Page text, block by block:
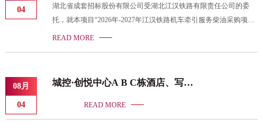
商名称货物名称货物品牌货物型号货物数量货物单价（元）1湖北
普龙消防设备有限公司防烟面罩(过滤式消防自救呼吸器)、手提式
干粉灭火器(4kg
04
湖北省成套招标股份有限公司受湖北江汉铁路有限责任公司的委
托，就本项目“2026年-2027年江汉铁路机车牵引服务柴油采购项目
（项目编号：HBCZ-2304021031-262597”组织了公开招标采购，评
能源科技有限公司85.9
READ MORE
08月
04
城控·创悦中心A B C栋酒店、写字
开招标评标结果公示
READ MORE